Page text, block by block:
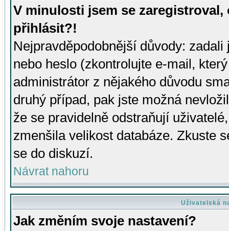
V minulosti jsem se
přihlásit?!
Nejpravděpodobnější důvody:
nebo heslo (zkontrolujte e-mail,
administrátor z nějakého důvodu
druhý případ, pak jste možná
že se pravidelně odstraňují
zmenšila velikost databáze. Zkuste
se do diskuzí.
Návrat nahoru
Uživatelská
Jak změním svoje nastavení?